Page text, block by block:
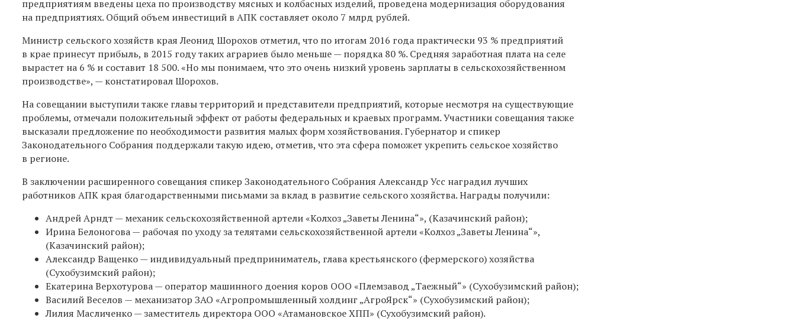
предприятиям введены цеха по производству мясных и колбасных изделий, проведена модернизация оборудования
на предприятиях. Общий объем инвестиций в АПК составляет около 7 млрд рублей.
Министр сельского хозяйств края Леонид Шорохов отметил, что по итогам 2016 года практически 93 % предприятий
в крае принесут прибыль, в 2015 году таких аграриев было меньше — порядка 80 %. Средняя заработная плата на селе
вырастет на 6 % и составит 18 500. «Но мы понимаем, что это очень низкий уровень зарплаты в сельскохозяйственном
производстве», — констатировал Шорохов.
На совещании выступили также главы территорий и представители предприятий, которые несмотря на существующие
проблемы, отмечали положительный эффект от работы федеральных и краевых программ. Участники совещания также
высказали предложение по необходимости развития малых форм хозяйствования. Губернатор и спикер
Законодательного Собрания поддержали такую идею, отметив, что эта сфера поможет укрепить сельское хозяйство
в регионе.
В заключении расширенного совещания спикер Законодательного Собрания Александр Усс наградил лучших
работников АПК края благодарственными письмами за вклад в развитие сельского хозяйства. Награды получили:
Андрей Арндт — механик сельскохозяйственной артели «Колхоз „Заветы Ленина“», (Казачинский район);
Ирина Белоногова — рабочая по уходу за телятами сельскохозяйственной артели «Колхоз „Заветы Ленина“»,
(Казачинский район);
Александр Ващенко — индивидуальный предприниматель, глава крестьянского (фермерского) хозяйства
(Сухобузимский район);
Екатерина Верхотурова — оператор машинного доения коров ООО «Племзавод „Таежный“» (Сухобузимский район);
Василий Веселов — механизатор ЗАО «Агропромышленный холдинг „АгроЯрск“» (Сухобузимский район);
Лилия Масличенко — заместитель директора ООО «Атамановское ХПП» (Сухобузимский район).